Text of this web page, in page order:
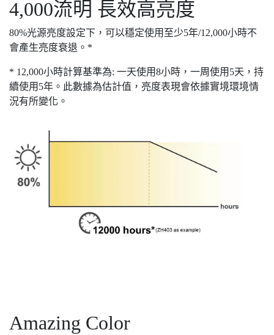
4,000流明 長效高亮度
80%光源亮度設定下，可以穩定使用至少5年/12,000小時不
會產生亮度衰退。*
* 12,000小時計算基準為: 一天使用8小時，一周使用5天，持
續使用5年。此數據為估計值，亮度表現會依據實境環境情
況有所變化。
Amazing Color